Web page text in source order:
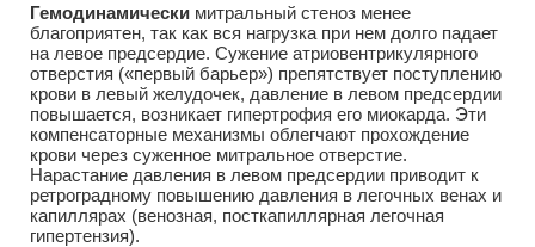
Гемодинамически митральный стеноз менее
благоприятен, так как вся нагрузка при нем долго падает
на левое предсердие. Сужение атриовентрикулярного
отверстия («первый барьер») препятствует поступлению
крови в левый желудочек, давление в левом предсердии
повышается, возникает гипертрофия его миокарда. Эти
компенсаторные механизмы облегчают прохождение
крови через суженное митральное отверстие.
Нарастание давления в левом предсердии приводит к
ретроградному повышению давления в легочных венах и
капиллярах (венозная, посткапиллярная легочная
гипертензия).